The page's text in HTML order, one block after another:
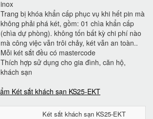
inox
Trang bị khóa khẩn cấp phục vụ khi hết pin mà
không phải phá két, gồm: 01 chìa khẩn cấp
(chìa dự phòng). không tốn bất kỳ chi phí nào
mà công việc vẫn trôi chảy, két vẫn an toàn..
Mỗi két sắt đều có mastercode
Thích hợp sử dụng cho gia đình, căn hộ,
khách sạn
Két sắt khách sạn KS25-EKT